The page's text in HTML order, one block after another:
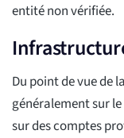
entité non vérifiée.
Du point de vue de
généralement sur
sur des comptes